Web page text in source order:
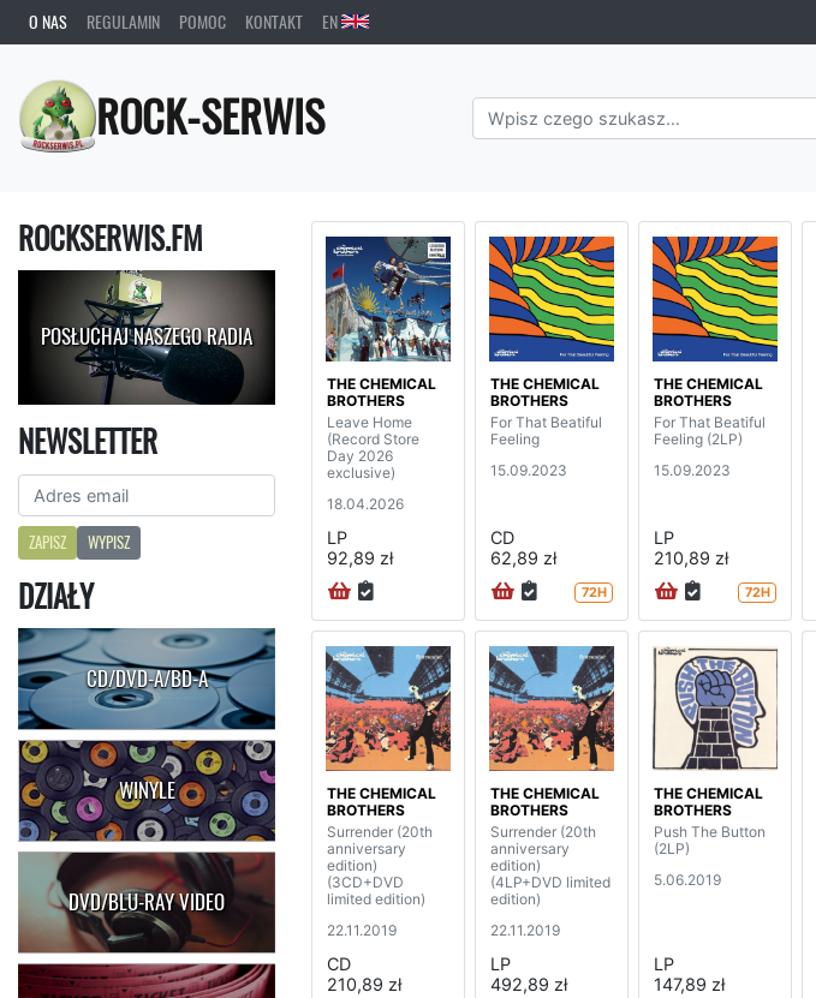
O NAS REGULAMIN POMOC KONTAKT EN
ROCK-SERWIS
ROCKSERWIS.FM
POSŁUCHAJ NASZEGO RADIA
NEWSLETTER
ZAPISZ WYPISZ
DZIAŁY
CD/DVD-A/BD-A
WINYLE
DVD/BLU-RAY VIDEO
THE CHEMICAL
BROTHERS
Leave Home
(Record Store
Day 2026
exclusive)
18.04.2026
LP
92,89 zł
THE CHEMICAL
BROTHERS
For That Beatiful
Feeling
15.09.2023
CD
62,89 zł
72H
THE CHEMICAL
BROTHERS
For That Beatiful
Feeling (2LP)
15.09.2023
LP
210,89 zł
72H
THE CHEMICAL
BROTHERS
Surrender (20th
anniversary
edition)
(3CD+DVD
limited edition)
22.11.2019
CD
210,89 zł
THE CHEMICAL
BROTHERS
Surrender (20th
anniversary
edition)
(4LP+DVD limited
edition)
22.11.2019
LP
492,89 zł
THE CHEMICAL
BROTHERS
Push The Button
(2LP)
5.06.2019
LP
147,89 zł